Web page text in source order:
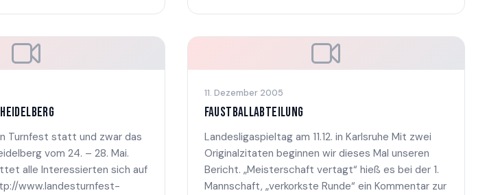
Turnfest statt und zwar das
vom 24. – 28. Mai.
alle Interessierten sich auf
www.landesturnfest-
11. Dezember 2005
FAUSTBALLABTEILUNG
Landesligaspieltag am 11.12. in Karlsruhe Mit zwei
Originalzitaten beginnen wir dieses Mal unseren
Bericht. „Meisterschaft vertagt“ hieß es bei der 1.
Mannschaft, „verkorkste Runde“ ein Kommentar zur